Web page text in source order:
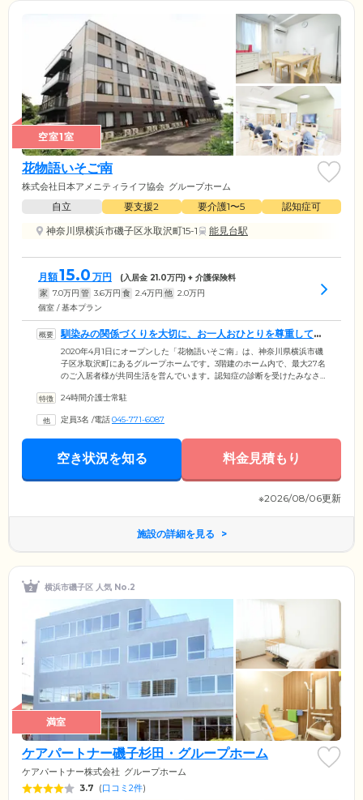
空室1室
花物語いそご南
株式会社日本アメニティライフ協会 グループホーム
自立 要支援2 要介護1〜5
認知症可
神奈川県横浜市磯子区氷取沢町15-1
能見台駅
月額15.0 万円 (入居金 21.0万円) + 介護保険料
家 7.0万円 管 3.6万円 食 2.4万円 他 2.0万円
個室 / 基本プラン
馴染みの関係づくりを大切に、お一人おひとりを尊重してい
ます
2020年4月1日にオープンした「花物語いそご南」は、神奈川県横浜市磯
子区氷取沢町にあるグループホームです。3階建のホーム内で、最大27名
のご入居者様が共同生活を営んでいます。認知症の診断を受けたみなさ
トケア」を導入。ご入居者様お一人おひとりを大切に「尊厳のある個別
しています。認知症ケアに精通したケアスタッフは、フロア担当制で配
置。馴染みの関係づくりを大切に、日常生活をきめ細やかにサポートし
24時間介護士常駐
定員3名 /電話045-771-6087
空き状況を知る 料金見積もり
※2026/08/06更新
施設の詳細を見る
横浜市磯子区 人気 No.2
満室
ケアパートナー磯子杉田・グループホーム
ケアパートナー株式会社 グループホーム
3.7 (口コミ2件)